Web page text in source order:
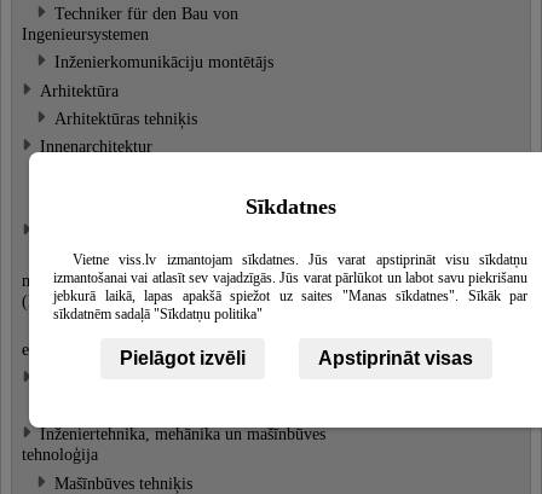
Techniker für den Bau von
Ingenieursystemen
Inženierkomunikāciju montētājs
Arhitektūra
Arhitektūras tehniķis
Innenarchitektur
Lokmetinātājs metināšanā ar
mehanizēto iekārtu aktīvās gāzes vidē
(MAG)
Lokmetinātājs metināšanā ar volframa
elektrodu inertās gāzes vidē (TIG)
Inženiertehnika, mehānika un mašīnbūves
tehnoloģija
Mašīnbūves tehniķis
Sīkdatnes
Vietne viss.lv izmantojam sīkdatnes. Jūs varat apstiprināt visu sīkdatņu
izmantošanai vai atlasīt sev vajadzīgās. Jūs varat pārlūkot un labot savu piekrišanu
jebkurā laikā, lapas apakšā spiežot uz saites "Manas sīkdatnes". Sīkāk par
sīkdatnēm sadaļā "Sīkdatņu politika"
Pielāgot izvēli Apstiprināt visas